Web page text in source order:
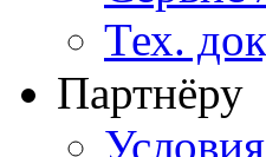
Тех.
Партнёру